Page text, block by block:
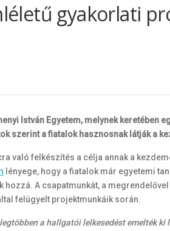
gyakorlati
István Egyetem, melynek keretében
szerint a fiatalok hasznosnak látják a
felkészítés a célja annak a
lényege, hogy a fiatalok már egyetemi
A csapatmunkát, a
felügyelt projektmunkáik során.
a hallgatói lelkesedést emelték